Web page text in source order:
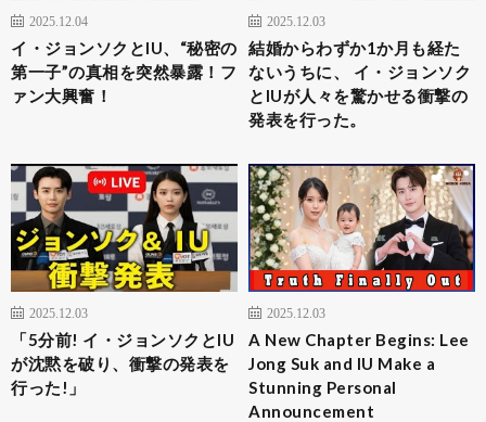
2025.12.04
イ・ジョンソクとIU、“秘密の
第一子”の真相を突然暴露！フ
ァン大興奮！
2025.12.03
結婚からわずか1か月も経た
ないうちに、 イ・ジョンソク
とIUが人々を驚かせる衝撃の
発表を行った。
2025.12.03
「5分前! イ・ジョンソクとIU
が沈黙を破り、衝撃の発表を
行った!」
2025.12.03
A New Chapter Begins: Lee
Jong Suk and IU Make a
Stunning Personal
Announcement